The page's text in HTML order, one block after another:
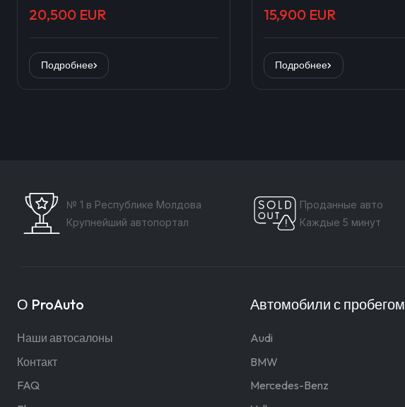
20,500 EUR
Подробнее
15,900 EUR
Подробнее
№ 1 в Республике Молдова
Крупнейший автопортал
Проданные авто
Каждые 5 минут
О ProAuto
Наши автосалоны
Контакт
FAQ
Автомобили с пробегом
Audi
BMW
Mercedes-Benz